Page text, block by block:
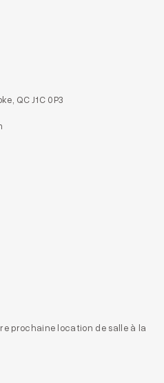
QC J1C 0P3
prochaine location de salle à la